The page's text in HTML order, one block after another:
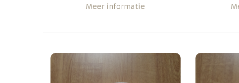
Meer informatie